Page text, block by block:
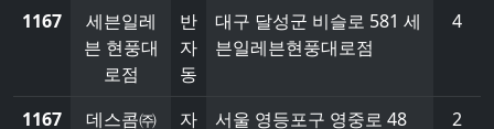
1167
세븐일레
븐 현풍대
로점
반
자
동
대구 달성군 비슬로 581 세
븐일레븐현풍대로점
4
1167
데스콤㈜
자
서울 영등포구 영중로 48 2